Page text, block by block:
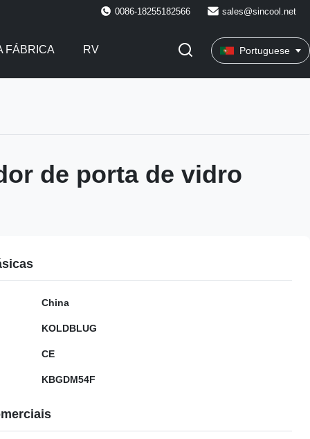
0086-18255182566 sales@sincool.net
FÁBRICA RV Portuguese
de porta de vidro
China
KOLDBLUG
CE
KBGDM54F